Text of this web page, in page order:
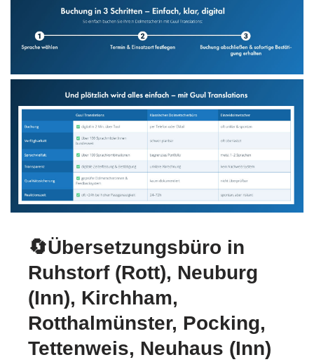
🔄Übersetzungsbüro in
Ruhstorf (Rott), Neuburg
(Inn), Kirchham,
Rotthalmünster, Pocking,
Tettenweis, Neuhaus (Inn)